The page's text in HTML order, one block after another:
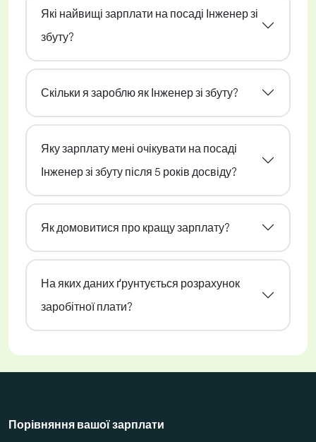
Які найвищі зарплати на посаді Інженер зі
збуту?
Скільки я зароблю як Інженер зі збуту?
Яку зарплату мені очікувати на посаді
Інженер зі збуту після 5 років досвіду?
Як домовитися про кращу зарплату?
На яких даних ґрунтується розрахунок
заробітної плати?
Порівняння вашої зарплати